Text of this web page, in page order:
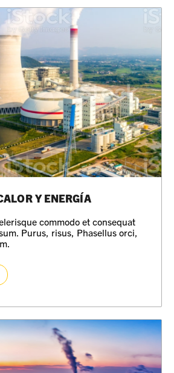
Y ENERGÍA
commodo et consequat
Purus, risus, Phasellus orci,